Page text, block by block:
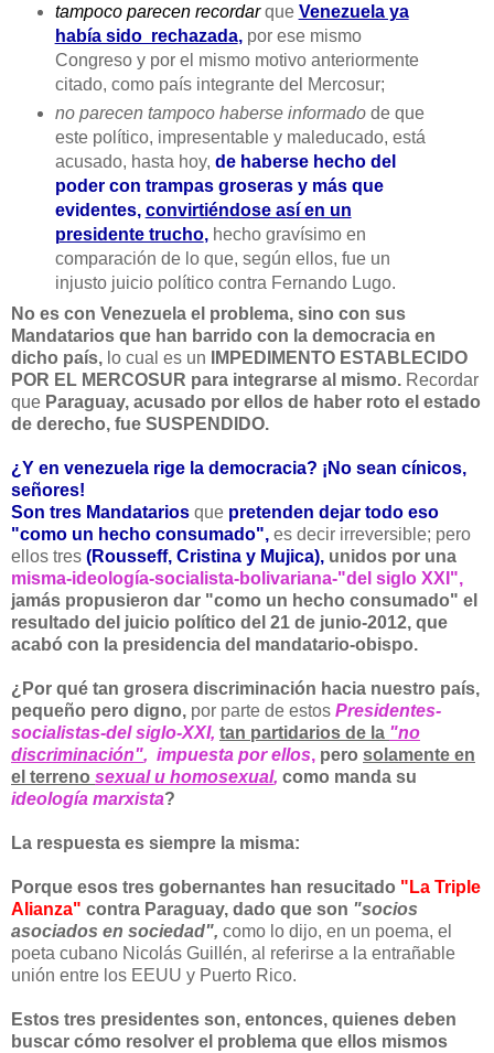
tampoco parecen recordar que Venezuela ya
había sido rechazada,por ese mismo
Congreso y por el mismo motivo anteriormente
citado, como país integrante del Mercosur;
no parecen tampoco haberse informadode que
este político, impresentable y maleducado, está
acusado, hasta hoy, de haberse hecho del
poder con trampas groseras y más que
evidentes, convirtiéndose así en un
presidente trucho, hecho gravísimo en
comparación de lo que, según ellos, fue un
injusto juicio político contra Fernando Lugo.
No es con Venezuela el problema, sino con sus
Mandatarios que han barrido con la democracia en
dicho país, lo cual es un
IMPEDIMENTO ESTABLECIDO
POR EL MERCOSUR para integrarse al mismo. Recordar
que Paraguay, acusado por ellos de haber roto el estado
de derecho, fue SUSPENDIDO.
¿Y en venezuela rige la democracia? ¡No sean cínicos,
señores!
Son tres Mandatarios que pretenden dejar todo eso
"como un hecho consumado", es decir irreversible; pero
ellos tres (Rousseff, Cristina y Mujica), unidos por una
misma-ideología-socialista-bolivariana-"del siglo XXI",
jamás propusieron dar "como un hecho consumado" el
resultado del juicio político del 21 de junio-2012, que
acabó con la presidencia del mandatario-obispo.
¿Por qué tan grosera discriminación hacia nuestro país,
pequeño pero digno, por parte de estos Presidentes-
socialistas-del siglo-XXI, tan partidarios de la "no
discriminación", impuesta por ellos, pero solamente en
el terreno sexual u homosexual, como manda su
ideología marxista?
La respuesta es siempre la misma:
Porque esos tres gobernantes han resucitado "La Triple
Alianza" contra Paraguay, dado que son "socios
asociados en sociedad", como lo dijo, en un poema, el
poeta cubano Nicolás Guillén, al referirse a la entrañable
unión entre los EEUU y Puerto Rico.
Estos tres presidentes son, entonces, quienes deben
buscar cómo resolver el problema que ellos mismos